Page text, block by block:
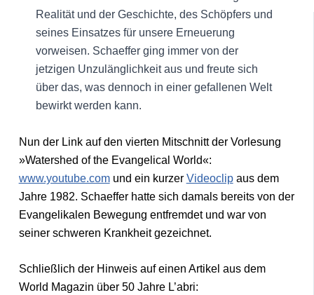
Realität und der Geschichte, des Schöpfers und
seines Einsatzes für unsere Erneuerung
vorweisen. Schaeffer ging immer von der
jetzigen Unzulänglichkeit aus und freute sich
über das, was dennoch in einer gefallenen Welt
bewirkt werden kann.
Nun der Link auf den vierten Mitschnitt der Vorlesung
»Watershed of the Evangelical World«:
www.youtube.comund ein kurzer Videoclipaus dem
Jahre 1982. Schaeffer hatte sich damals bereits von der
Evangelikalen Bewegung entfremdet und war von
seiner schweren Krankheit gezeichnet.
Schließlich der Hinweis auf einen Artikel aus dem
World Magazin über 50 Jahre L’abri: